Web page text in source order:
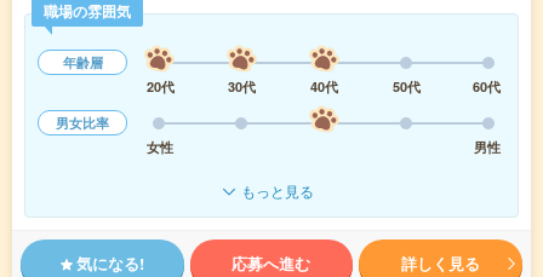
職場の雰囲気
年齢層
20代
30代 40代 50代
60代
男女比率
女性
男性
もっと見る
気になる! 応募へ進む 詳しく見る